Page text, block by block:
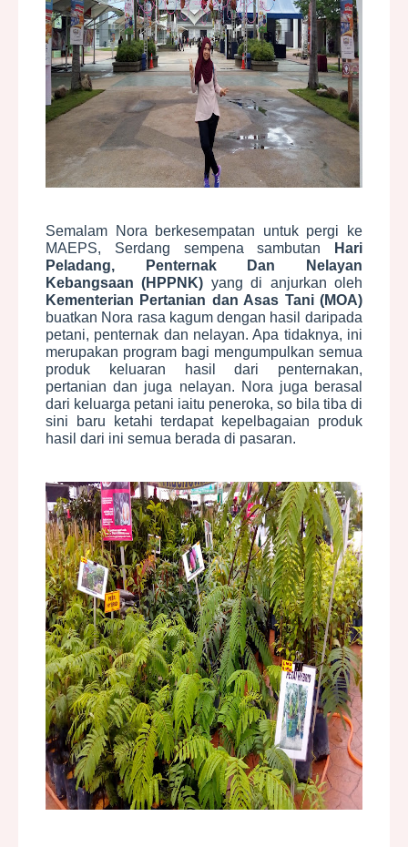
Semalam Nora berkesempatan untuk pergi ke
MAEPS, Serdang sempena sambutan
Hari
Peladang, Penternak Dan Nelayan
Kebangsaan (HPPNK) yang di anjurkan oleh
Kementerian Pertanian dan Asas Tani (MOA)
buatkan Nora rasa kagum dengan hasil daripada
petani, penternak dan nelayan. Apa tidaknya, ini
merupakan program bagi mengumpulkan semua
produk keluaran hasil dari penternakan,
pertanian dan juga nelayan. Nora juga berasal
dari keluarga petani iaitu peneroka, so bila tiba di
sini baru ketahi terdapat kepelbagaian produk
hasil dari ini semua berada di pasaran.